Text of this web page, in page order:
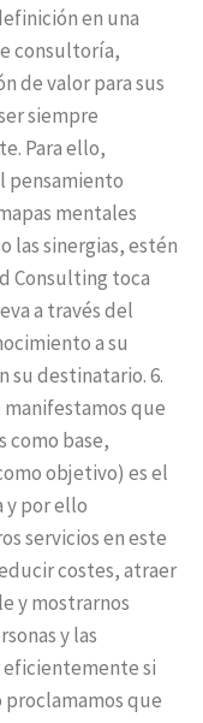
en una
consultoría,
de valor para sus
siempre
Para ello,
pensamiento
mentales
las sinergias, estén
Consulting toca
a través del
a su
su destinatario. 6.
manifestamos que
como base,
objetivo) es el
y por ello
servicios en este
costes, atraer
y mostrarnos
y las
eficientemente si
proclamamos que